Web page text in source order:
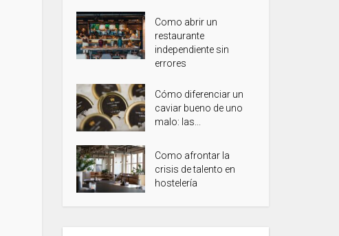
Como abrir un
restaurante
independiente sin
errores
Cómo diferenciar un
caviar bueno de uno
malo: las...
Como afrontar la
crisis de talento en
hostelería